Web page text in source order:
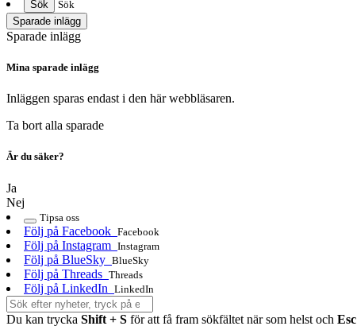
Sök
Sök
Sparade inlägg
Sparade inlägg
Mina sparade inlägg
Inläggen sparas endast i den här webbläsaren.
Ta bort alla sparade
Är du säker?
Ja
Nej
Tipsa oss
Följ på Facebook Facebook
Följ på Instagram Instagram
Följ på BlueSky BlueSky
Följ på Threads Threads
Följ på LinkedIn LinkedIn
Du kan trycka Shift + S för att få fram sökfältet när som helst och Esc